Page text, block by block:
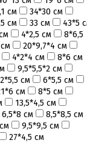
(топ декор)
Kreda
см
34*30 см
см 33 см
43*5
4*2,5 см
8*6,5
20*9,7*4 см
4*2*4 см
8*6 см
9,5*5,5*2 см
см
6*5,5 см
см
8*5 см
13,5*4,5 см
6,5*8 см
8,5*8,5 см
9,5*9,5 см
27*4,5 см